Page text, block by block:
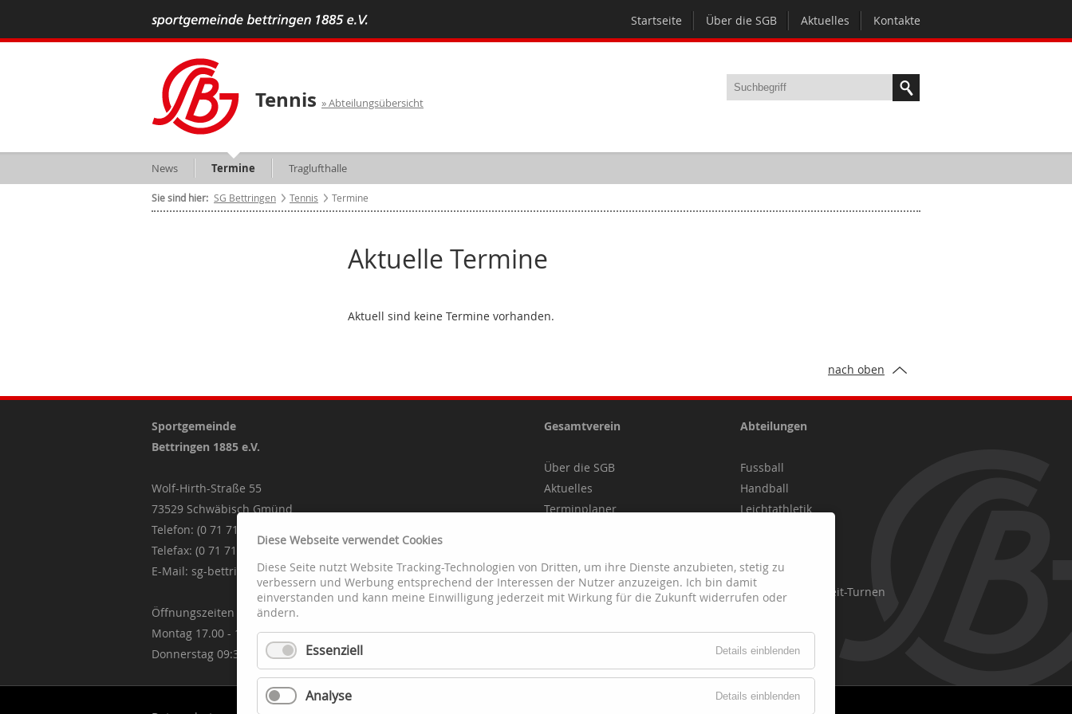
Kontakte
Aktuelles
Über die SGB
Startseite
Tennis Abteilungsübersicht
News Termine Traglufthalle
Sie sind hier: SG Bettringen Tennis Termine
Aktuelle Termine
Aktuell sind keine Termine vorhanden.
nach oben
Sportgemeinde
Bettringen 1885 e.V.
Wolf-Hirth-Straße 55
73529 Schwäbisch Gmünd
Telefon: (0 71 71) 8 44 25
Telefax: (0 71 71) 87 06 27
E-Mail: sg-bettringen@t-online.de
Öffnungszeiten
Montag 17.00 - 19.00 Uhr
Donnerstag 09:30 - 11:30 Uhr
Gesamtverein
Über die SGB
Aktuelles
Terminplaner
Beitragsordnung
Abteilungen
Fussball
Handball
Leichtathletik
Tischtennis
Fitness-Gesundheit-Turnen
Diese Webseite verwendet Cookies
Diese Seite nutzt Website Tracking-Technologien von Dritten, um ihre Dienste anzubieten, stetig zu
verbessern und Werbung entsprechend der Interessen der Nutzer anzuzeigen. Ich bin damit
einverstanden und kann meine Einwilligung jederzeit mit Wirkung für die Zukunft widerrufen oder
ändern.
Essenziell Details einblenden
Analyse Details einblenden